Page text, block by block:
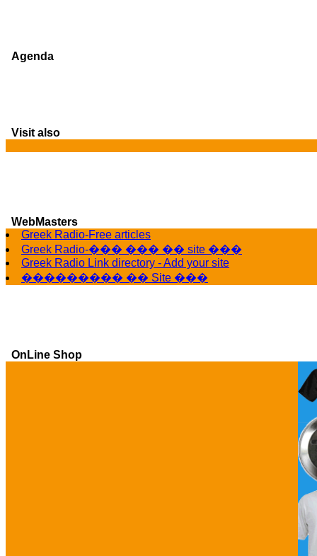
Agenda
Visit also
WebMasters
Greek Radio-Free articles
Greek Radio-��� ��� �� site ���
Greek Radio Link directory - Add your site
��������� �� Site ���
OnLine Shop